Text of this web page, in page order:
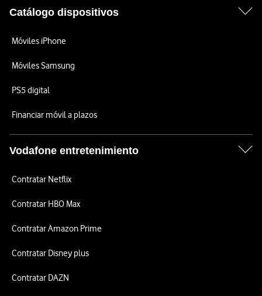
Catálogo dispositivos
Móviles iPhone
Móviles Samsung
PS5 digital
Financiar móvil a plazos
Vodafone entretenimiento
Contratar Netflix
Contratar HBO Max
Contratar Amazon Prime
Contratar Disney plus
Contratar DAZN